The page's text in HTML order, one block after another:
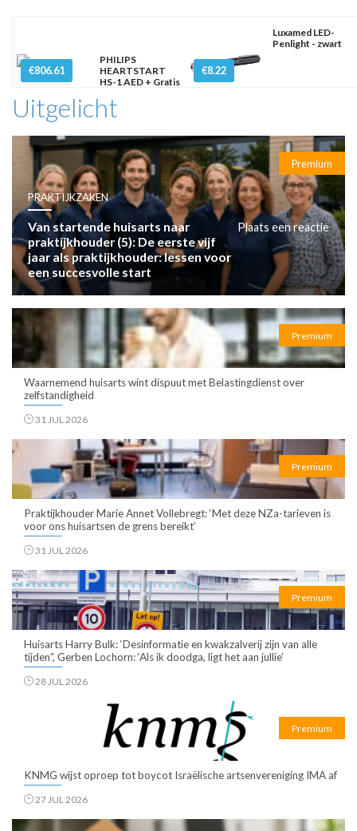
€806.61
PHILIPS
HEARTSTART
HS-1 AED + Gratis
€8.22
Luxamed LED-
Penlight - zwart
Uitgelicht
Premium
PRAKTIJKZAKEN
Van startende huisarts naar
praktijkhouder (5): De eerste vijf
jaar als praktijkhouder: lessen voor
een succesvolle start
Plaats een reactie
Premium
Waarnemend huisarts wint dispuut met Belastingdienst over
zelfstandigheid
31 JUL 2026
Premium
Praktijkhouder Marie Annet Vollebregt: ‘Met deze NZa-tarieven is
voor ons huisartsen de grens bereikt’
31 JUL 2026
Premium
Huisarts Harry Bulk: ‘Desinformatie en kwakzalverij zijn van alle
tijden”, Gerben Lochorn: ‘Als ik doodga, ligt het aan jullie’
28 JUL 2026
Premium
KNMG wijst oproep tot boycot Israëlische artsenvereniging IMA af
27 JUL 2026